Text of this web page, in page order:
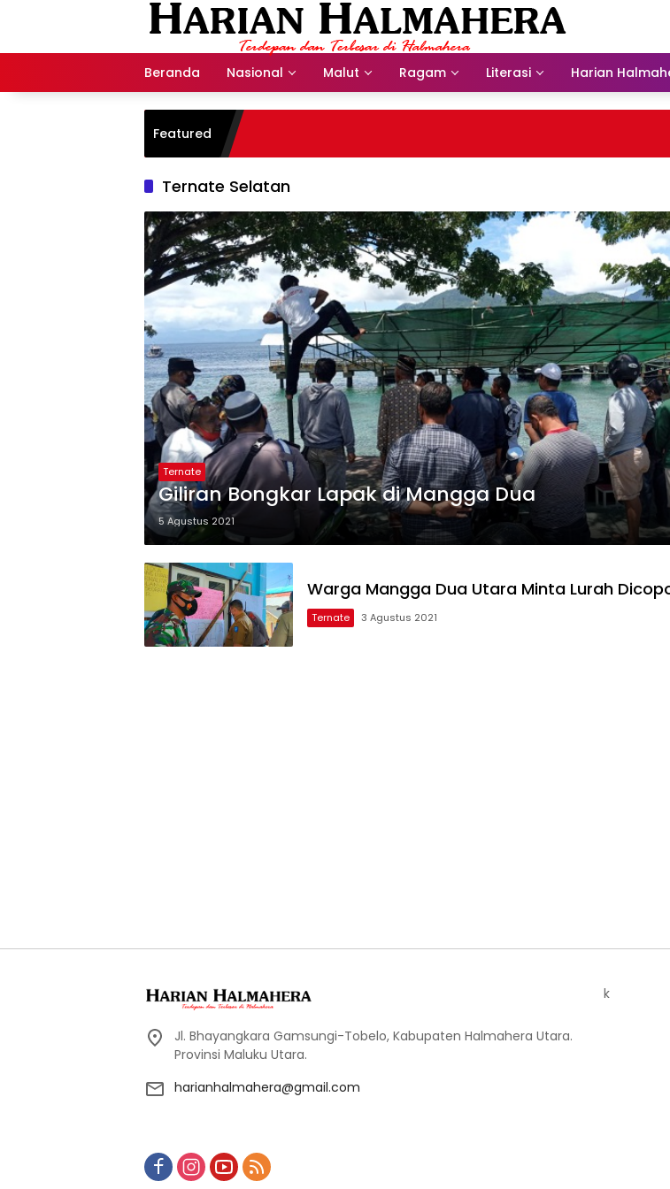
Beranda Nasional Malut Ragam Literasi Harian
Featured
Ternate Selatan
Ternate
Giliran Bongkar Lapak di Mangga Dua
5 Agustus 2021
Warga Mangga Dua Utara Minta Lurah
Ternate 3 Agustus 2021
Jl. Bhayangkara Gamsungi-Tobelo, Kabupaten Halmahera Utara.
Provinsi Maluku Utara.
harianhalmahera@gmail.com
k